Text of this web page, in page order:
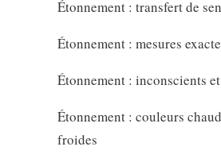
Étonnement : transfert de
Étonnement : mesures
Étonnement : inconscients
Étonnement : couleurs
froides